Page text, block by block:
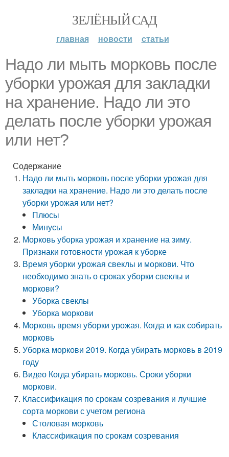
ЗЕЛЁНЫЙ САД
главная новости статьи
Надо ли мыть морковь после
уборки урожая для закладки
на хранение. Надо ли это
делать после уборки урожая
или нет?
Содержание
Надо ли мыть морковь после уборки урожая для
закладки на хранение. Надо ли это делать после
уборки урожая или нет?
Плюсы
Минусы
Морковь уборка урожая и хранение на зиму.
Признаки готовности урожая к уборке
Время уборки урожая свеклы и моркови. Что
необходимо знать о сроках уборки свеклы и
моркови?
Уборка свеклы
Уборка моркови
Морковь время уборки урожая. Когда и как собирать
морковь
Уборка моркови 2019. Когда убирать морковь в 2019
году
Видео Когда убирать морковь. Сроки уборки
моркови.
Классификация по срокам созревания и лучшие
сорта моркови с учетом региона
Столовая морковь
Классификация по срокам созревания